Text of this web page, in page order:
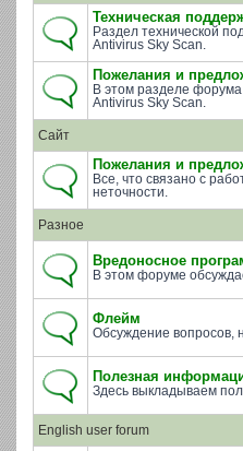
Техническая
Раздел технической
Antivirus Sky Scan.
Пожелания и
В этом разделе
Antivirus Sky Scan.
Сайт
Пожелания и
Все, что связано с
неточности.
Разное
Вредоносное
В этом форуме
Флейм
Обсуждение вопросов,
Полезная
Здесь выкладываем
English user forum